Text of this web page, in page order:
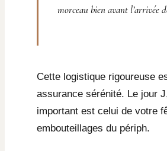
morceau bien avant l’arrivée
Cette logistique rigoureuse
assurance sérénité. Le jour
important est celui de votre
embouteillages du périph.